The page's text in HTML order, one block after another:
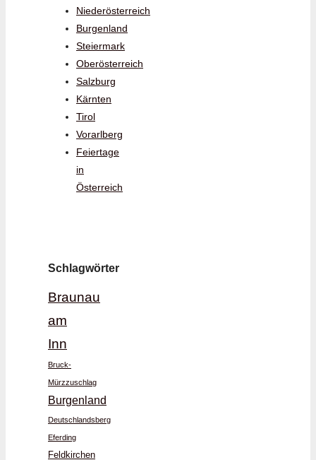
Niederösterreich
Burgenland
Steiermark
Oberösterreich
Salzburg
Kärnten
Tirol
Vorarlberg
Feiertage
in
Österreich
Schlagwörter
Braunau
am
Inn
Bruck-
Mürzzuschlag
Burgenland
Deutschlandsberg
Eferding
Feldkirchen